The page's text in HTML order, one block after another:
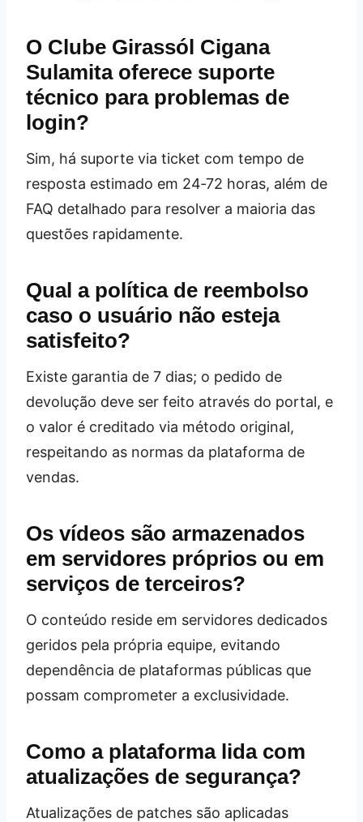
O Clube Girassól Cigana
Sulamita oferece suporte
técnico para problemas de
login?
Sim, há suporte via ticket com tempo de
resposta estimado em 24‑72 horas, além de
FAQ detalhado para resolver a maioria das
questões rapidamente.
Qual a política de reembolso
caso o usuário não esteja
satisfeito?
Existe garantia de 7 dias; o pedido de
devolução deve ser feito através do portal, e
o valor é creditado via método original,
respeitando as normas da plataforma de
vendas.
Os vídeos são armazenados
em servidores próprios ou em
serviços de terceiros?
O conteúdo reside em servidores dedicados
geridos pela própria equipe, evitando
dependência de plataformas públicas que
possam comprometer a exclusividade.
Como a plataforma lida com
atualizações de segurança?
Atualizações de patches são aplicadas